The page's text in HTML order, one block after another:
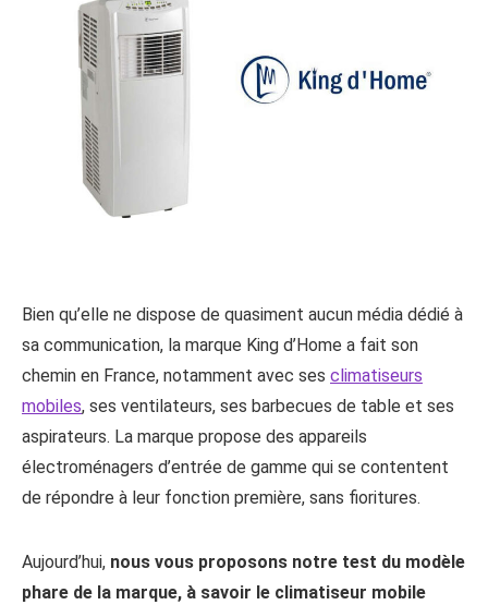
Bien qu’elle ne dispose de quasiment aucun média dédié à
sa communication, la marque King d’Home a fait son
chemin en France, notamment avec ses climatiseurs
mobiles, ses ventilateurs, ses barbecues de table et ses
aspirateurs. La marque propose des appareils
électroménagers d’entrée de gamme qui se contentent
de répondre à leur fonction première, sans fioritures.
Aujourd’hui, nous vous proposons notre test du modèle
phare de la marque, à savoir le climatiseur mobile